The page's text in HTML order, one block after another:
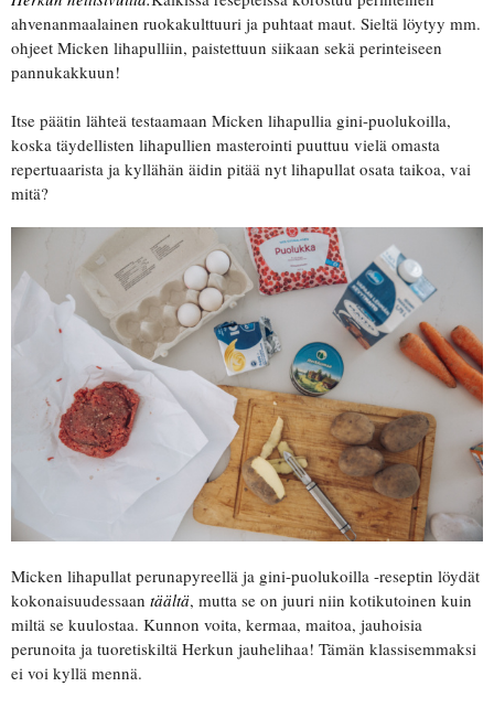
ahvenanmaalainen ruokakulttuuri ja puhtaat maut. Sieltä löytyy mm.
ohjeet Micken lihapulliin, paistettuun siikaan sekä perinteiseen
pannukakkuun!
Itse päätin lähteä testaamaan Micken lihapullia gini-puolukoilla,
koska täydellisten lihapullien masterointi puuttuu vielä omasta
repertuaarista ja kyllähän äidin pitää nyt lihapullat osata taikoa, vai
mitä?
Micken lihapullat perunapyreellä ja gini-puolukoilla -reseptin löydät
kokonaisuudessaan täältä, mutta se on juuri niin kotikutoinen kuin
miltä se kuulostaa. Kunnon voita, kermaa, maitoa, jauhoisia
perunoita ja tuoretiskiltä Herkun jauhelihaa! Tämän klassisemmaksi
ei voi kyllä mennä.